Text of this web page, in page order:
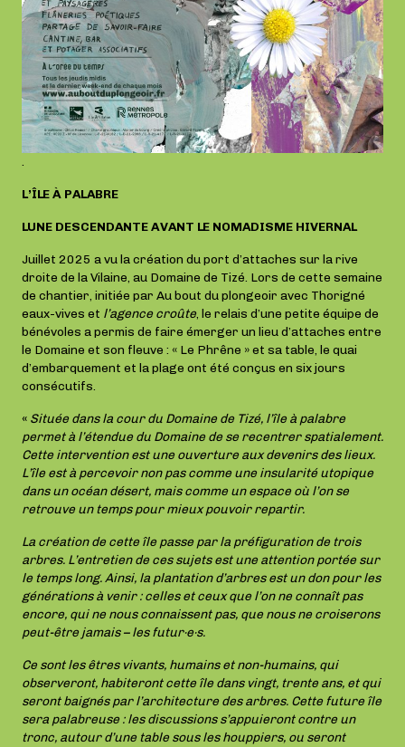
.
L’ÎLE À PALABRE
LUNE DESCENDANTE AVANT LE NOMADISME HIVERNAL
Juillet 2025 a vu la création du port d’attaches sur la rive
droite de la Vilaine, au Domaine de Tizé. Lors de cette semaine
de chantier, initiée par Au bout du plongeoir avec Thorigné
eaux-vives et l’agence croûte, le relais d’une petite équipe de
bénévoles a permis de faire émerger un lieu d’attaches entre
le Domaine et son fleuve : « Le Phrêne » et sa table, le quai
d’embarquement et la plage ont été conçus en six jours
consécutifs.
« Située dans la cour du Domaine de Tizé, l’île à palabre
permet à l’étendue du Domaine de se recentrer spatialement.
Cette intervention est une ouverture aux devenirs des lieux.
L’île est à percevoir non pas comme une insularité utopique
dans un océan désert, mais comme un espace où l’on se
retrouve un temps pour mieux pouvoir repartir.
La création de cette île passe par la préfiguration de trois
arbres. L’entretien de ces sujets est une attention portée sur
le temps long. Ainsi, la plantation d’arbres est un don pour les
générations à venir : celles et ceux que l’on ne connaît pas
encore, qui ne nous connaissent pas, que nous ne croiserons
peut-être jamais – les futur·e·s.
Ce sont les êtres vivants, humains et non-humains, qui
observeront, habiteront cette île dans vingt, trente ans, et qui
seront baignés par l’architecture des arbres. Cette future île
sera palabreuse : les discussions s’appuieront contre un
tronc, autour d’une table sous les houppiers, ou seront